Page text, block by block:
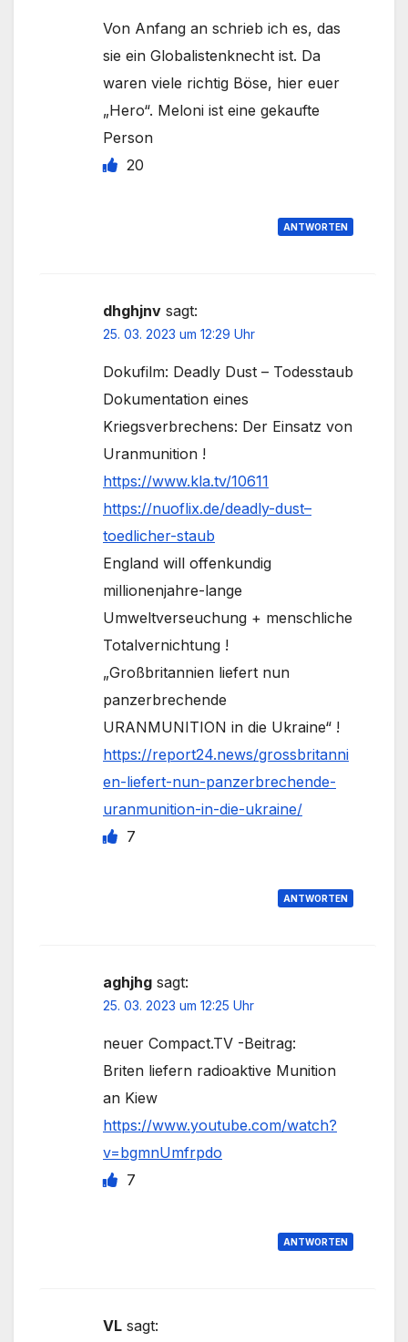
Von Anfang an schrieb ich es, das
sie ein Globalistenknecht ist. Da
waren viele richtig Böse, hier euer
„Hero“. Meloni ist eine gekaufte
Person
20
ANTWORTEN
dhghjnv sagt:
25. 03. 2023 um 12:29 Uhr
Dokufilm: Deadly Dust – Todesstaub
Dokumentation eines
Kriegsverbrechens: Der Einsatz von
Uranmunition !
https://www.kla.tv/10611
https://nuoflix.de/deadly-dust–
toedlicher-staub
England will offenkundig
millionenjahre-lange
Umweltverseuchung + menschliche
Totalvernichtung !
„Großbritannien liefert nun
panzerbrechende
URANMUNITION in die Ukraine“ !
https://report24.news/grossbritanni
en-liefert-nun-panzerbrechende-
uranmunition-in-die-ukraine/
7
ANTWORTEN
aghjhg sagt:
25. 03. 2023 um 12:25 Uhr
neuer Compact.TV -Beitrag:
Briten liefern radioaktive Munition
an Kiew
https://www.youtube.com/watch?
v=bgmnUmfrpdo
7
ANTWORTEN
VL sagt: